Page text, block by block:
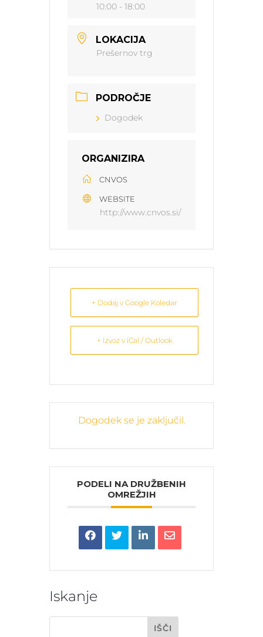
10:00 - 18:00
LOKACIJA
Prešernov trg
PODROČJE
Dogodek
ORGANIZIRA
CNVOS
WEBSITE
http://www.cnvos.si/
+ Dodaj v Google Koledar
+ Izvoz v iCal / Outlook
Dogodek se je zaključil.
PODELI NA DRUŽBENIH
OMREŽJIH
Iskanje